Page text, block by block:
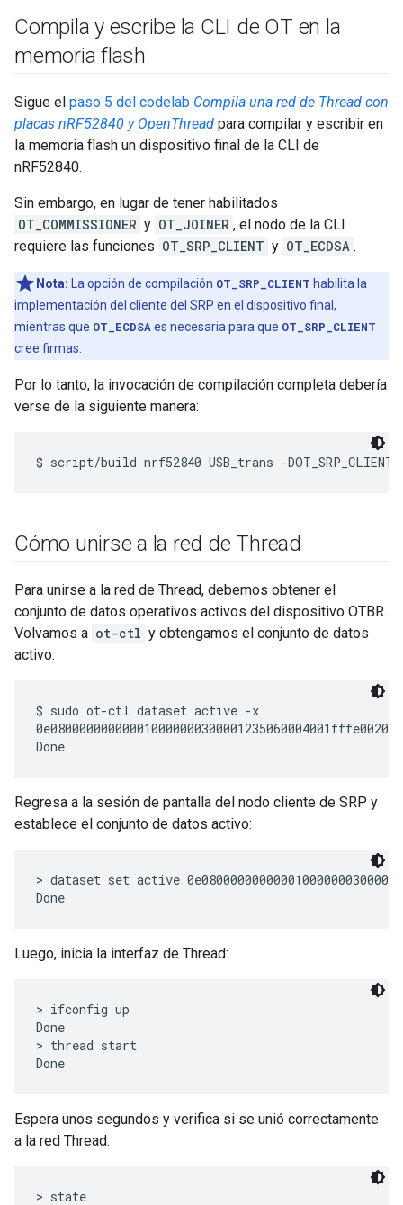
Compila y escribe la CLI de OT en la
memoria flash
Sigue el paso 5 del codelab Compila una red de Thread con
placas nRF52840 y OpenThread para compilar y escribir en
la memoria flash un dispositivo final de la CLI de
nRF52840.
Sin embargo, en lugar de tener habilitados
OT_COMMISSIONER y OT_JOINER , el nodo de la CLI
requiere las funciones OT_SRP_CLIENT y OT_ECDSA .
Nota: La opción de compilación OT_SRP_CLIENT habilita la
implementación del cliente del SRP en el dispositivo final,
mientras que OT_ECDSA es necesaria para que OT_SRP_CLIENT
cree firmas.
Por lo tanto, la invocación de compilación completa debería
verse de la siguiente manera:
Cómo unirse a la red de Thread
Para unirse a la red de Thread, debemos obtener el
conjunto de datos operativos activos del dispositivo OTBR.
Volvamos a ot-ctl y obtengamos el conjunto de datos
activo:
$ sudo ot-ctl dataset active -x
Regresa a la sesión de pantalla del nodo cliente de SRP y
establece el conjunto de datos activo:
> dataset set active
Luego, inicia la interfaz de Thread:
> ifconfig up
Done
> thread start
Espera unos segundos y verifica si se unió correctamente
a la red Thread:
> state